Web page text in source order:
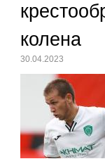
колена
30.04.2023